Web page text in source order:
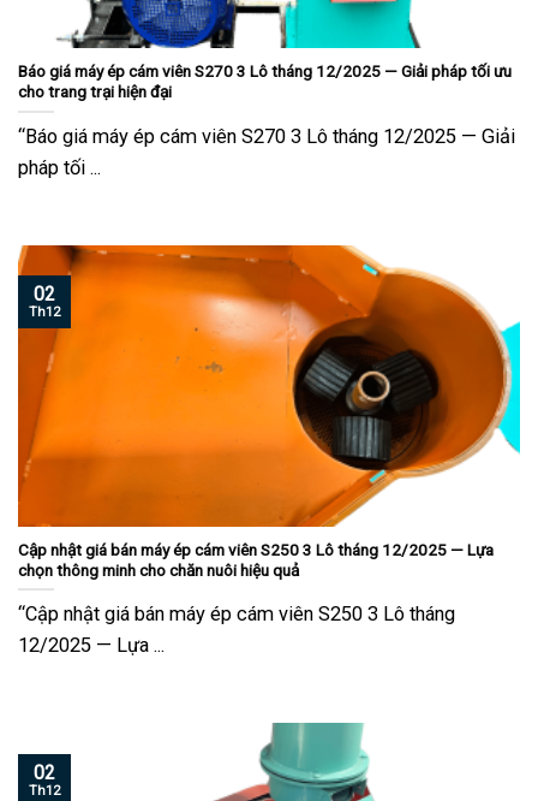
Báo giá máy ép cám viên S270 3 Lô tháng 12/2025 — Giải pháp tối ưu
cho trang trại hiện đại
“Báo giá máy ép cám viên S270 3 Lô tháng 12/2025 — Giải
pháp tối ...
Cập nhật giá bán máy ép cám viên S250 3 Lô tháng 12/2025 — Lựa
chọn thông minh cho chăn nuôi hiệu quả
“Cập nhật giá bán máy ép cám viên S250 3 Lô tháng
12/2025 — Lựa ...
02
Th12
02
Th12